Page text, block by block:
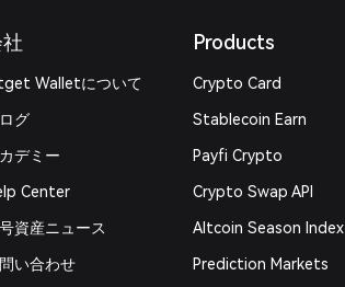
Walletについて
グ
デミー
Center
資産ニュース
い合わせ
Products
Crypto Card
Stablecoin Earn
Payfi Crypto
Crypto Swap API
Altcoin Season Index
Prediction Markets